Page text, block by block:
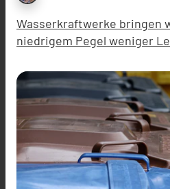
Wasserkraftwerke bringen
niedrigem Pegel weniger